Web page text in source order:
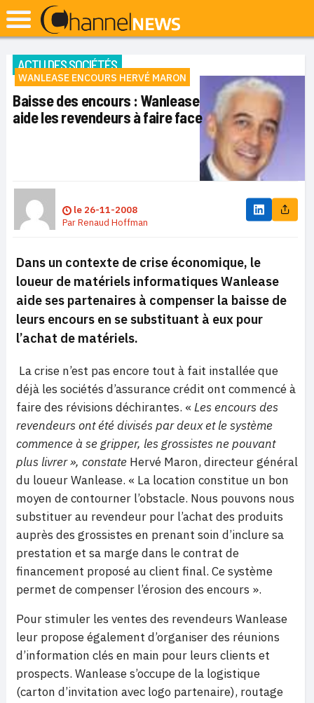
ACTU DES SOCIÉTÉS
WANLEASE ENCOURS HERVÉ MARON
Baisse des encours : Wanlease
aide les revendeurs à faire face
le 26-11-2008
ParRenaud Hoffman
Dans un contexte de crise économique, le
loueur de matériels informatiques Wanlease
aide ses partenaires à compenser la baisse de
leurs encours en se substituant à eux pour
l’achat de matériels.
La crise n’est pas encore tout à fait installée que
déjà les sociétés d’assurance crédit ont commencé à
faire des révisions déchirantes. « Les encours des
revendeurs ont été divisés par deux et le système
commence à se gripper, les grossistes ne pouvant
plus livrer », constate Hervé Maron, directeur général
du loueur Wanlease. « La location constitue un bon
moyen de contourner l’obstacle. Nous pouvons nous
substituer au revendeur pour l’achat des produits
auprès des grossistes en prenant soin d’inclure sa
prestation et sa marge dans le contrat de
financement proposé au client final. Ce système
permet de compenser l’érosion des encours ».
Pour stimuler les ventes des revendeurs Wanlease
leur propose également d’organiser des réunions
d’information clés en main pour leurs clients et
prospects. Wanlease s’occupe de la logistique
(carton d’invitation avec logo partenaire), routage